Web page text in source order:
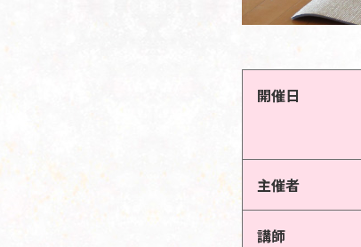
開催日
主催者
講師